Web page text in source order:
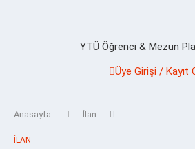
YTÜ Öğrenci & Mezun
Üye Girişi / Kayıt
Anasayfa İlan
İLAN